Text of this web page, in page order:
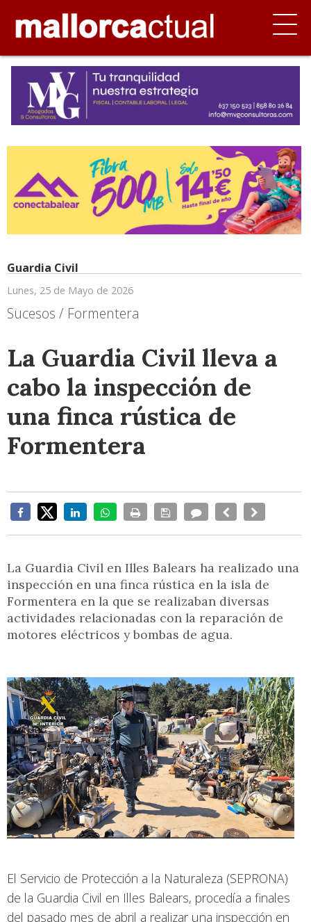
Guardia Civil
Lunes, 25 de Mayo de 2026
Sucesos / Formentera
La Guardia Civil lleva a
cabo la inspección de
una finca rústica de
Formentera
La Guardia Civil en Illes Balears ha realizado una
inspección en una finca rústica en la isla de
Formentera en la que se realizaban diversas
actividades relacionadas con la reparación de
motores eléctricos y bombas de agua.
El Servicio de Protección a la Naturaleza (SEPRONA)
de la Guardia Civil en Illes Balears, procedía a finales
del pasado mes de abril a realizar una inspección en